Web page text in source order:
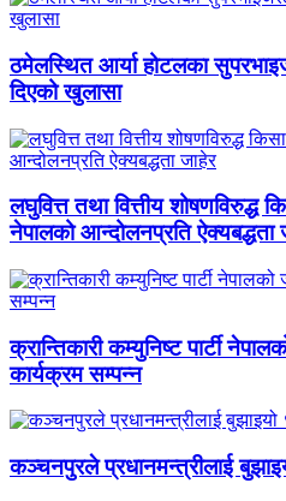
ठमेलस्थित आर्या होटलका
दिएको खुलासा
लघुवित्त तथा वित्तीय
नेपालको आन्दोलनप्रति ऐक्यबद्धता
क्रान्तिकारी कम्युनिष्ट पार्टी
कार्यक्रम सम्पन्न
कञ्चनपुरले प्रधानमन्त्रीलाई